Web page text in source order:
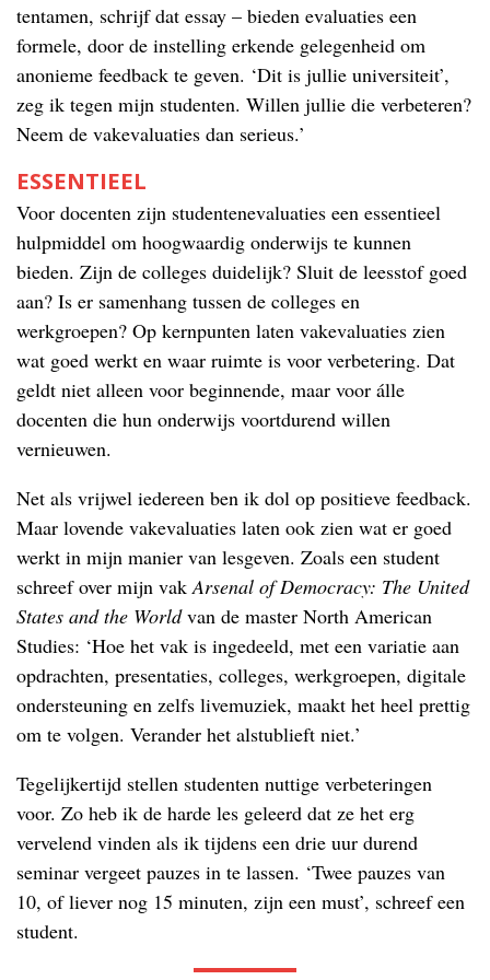
tentamen, schrijf dat essay – bieden evaluaties een
formele, door de instelling erkende gelegenheid om
anonieme feedback te geven. ‘Dit is jullie universiteit’,
zeg ik tegen mijn studenten. Willen jullie die verbeteren?
Neem de vakevaluaties dan serieus.’
ESSENTIEEL
Voor docenten zijn studentenevaluaties een essentieel
hulpmiddel om hoogwaardig onderwijs te kunnen
bieden. Zijn de colleges duidelijk? Sluit de leesstof goed
aan? Is er samenhang tussen de colleges en
werkgroepen? Op kernpunten laten vakevaluaties zien
wat goed werkt en waar ruimte is voor verbetering. Dat
geldt niet alleen voor beginnende, maar voor álle
docenten die hun onderwijs voortdurend willen
vernieuwen.
Net als vrijwel iedereen ben ik dol op positieve feedback.
Maar lovende vakevaluaties laten ook zien wat er goed
werkt in mijn manier van lesgeven. Zoals een student
schreef over mijn vak Arsenal of Democracy: The United
States and the Worldvan de master North American
Studies: ‘Hoe het vak is ingedeeld, met een variatie aan
opdrachten, presentaties, colleges, werkgroepen, digitale
ondersteuning en zelfs livemuziek, maakt het heel prettig
om te volgen. Verander het alstublieft niet.’
Tegelijkertijd stellen studenten nuttige verbeteringen
voor. Zo heb ik de harde les geleerd dat ze het erg
vervelend vinden als ik tijdens een drie uur durend
seminar vergeet pauzes in te lassen. ‘Twee pauzes van
10, of liever nog 15 minuten, zijn een must’, schreef een
student.